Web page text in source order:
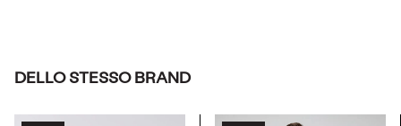
DELLO STESSO BRAND